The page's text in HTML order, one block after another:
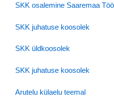
SKK osalemine Saaremaa
SKK juhatuse koosolek
SKK üldkoosolek
SKK juhatuse koosolek
Arutelu külaelu teemal